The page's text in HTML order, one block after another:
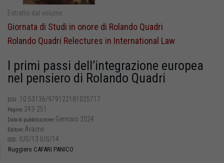
Estratto dal volume
Giornata di Studi in onore di Rolando Quadri
Rolando Quadri Relectures in International Law
I primi passi dell’integrazione europea
nel pensiero di Rolando Quadri
DOI: 10.53136/979122181025717
Pagine: 243-251
Data di pubblicazione: Gennaio 2024
Editore: Aracne
SSD: IUS/13 IUS/14
Ruggiero CAFARI PANICO